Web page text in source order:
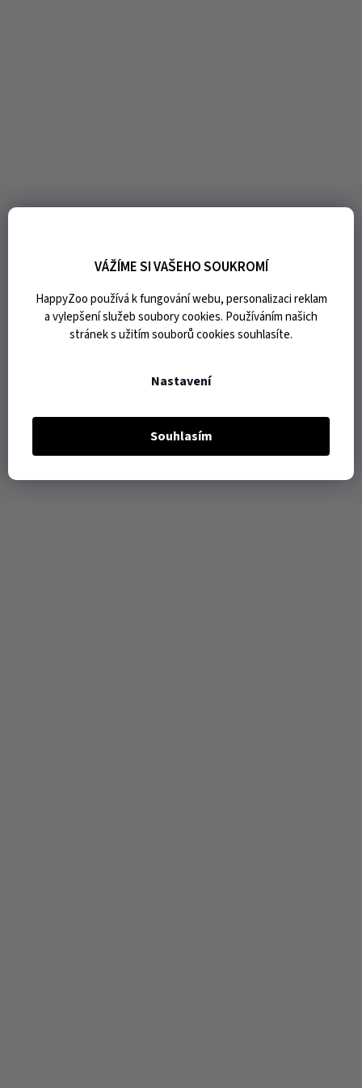
VÁŽÍME SI VAŠEHO SOUKROMÍ
HappyZoo používá k fungování webu, personalizaci reklam
a vylepšení služeb soubory cookies. Používáním našich
stránek s užitím souborů cookies souhlasíte.
Nastavení
Souhlasím